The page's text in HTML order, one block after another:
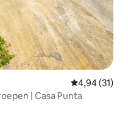
Gemiddelde
4,94 (31)
| Casa Punta